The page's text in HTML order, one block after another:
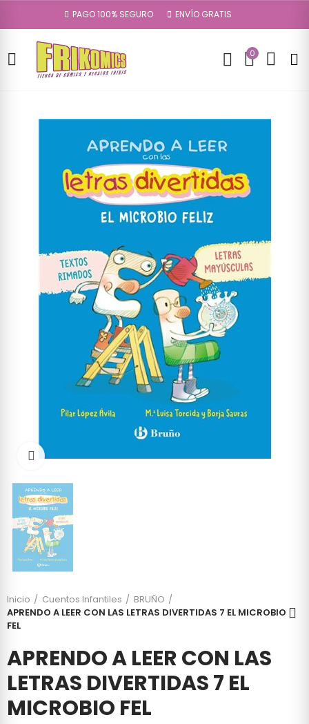
PAGO 100% SEGURO ENVÍO GRATIS
0
Click to enlarge
Inicio Cuentos Infantiles
BRUÑO
APRENDO A LEER CON LAS LETRAS DIVERTIDAS 7 EL MICROBIO
FEL
APRENDO A LEER CON LAS
LETRAS DIVERTIDAS 7 EL
MICROBIO FEL